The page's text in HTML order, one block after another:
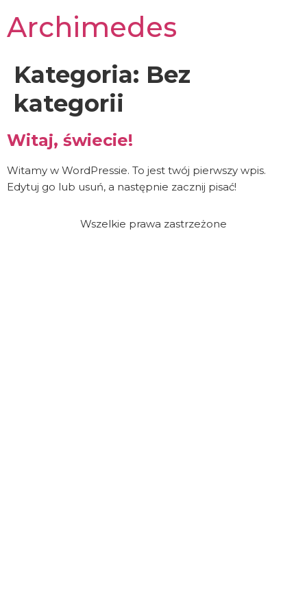
Archimedes
Kategoria: Bez
kategorii
Witaj, świecie!
Witamy w WordPressie. To jest twój pierwszy wpis.
Edytuj go lub usuń, a następnie zacznij pisać!
Wszelkie prawa zastrzeżone